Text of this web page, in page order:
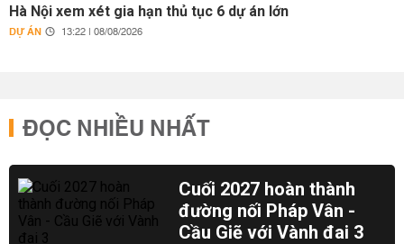
Hà Nội xem xét gia hạn thủ tục 6 dự án lớn
DỰ ÁN 13:22 | 08/08/2026
ĐỌC NHIỀU NHẤT
Cuối 2027 hoàn thành
đường nối Pháp Vân -
Cầu Giẽ với Vành đai 3